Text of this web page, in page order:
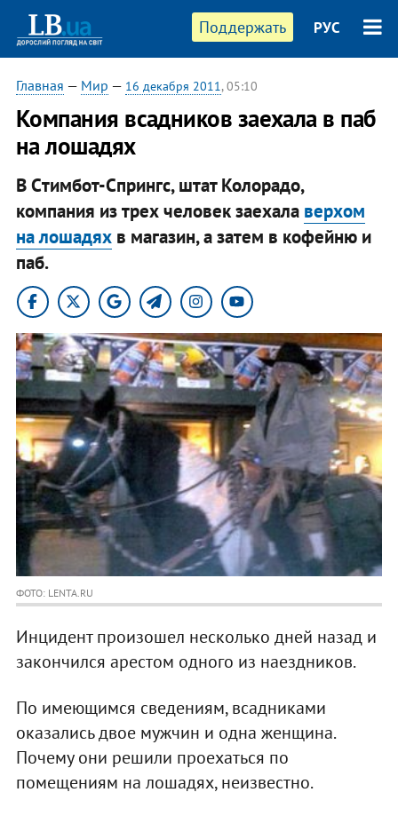
Поддержать РУС
Главная — Мир — 16 декабря 2011, 05:10
Компания всадников заехала в паб
на лошадях
В Cтимбот-Спрингс, штат Колорадо,
компания из трех человек заехала верхом
на лошадяхв магазин, а затем в кофейню и
паб.
ФОТО: LENTA.RU
Инцидент произошел несколько дней назад и
закончился арестом одного из наездников.
По имеющимся сведениям, всадниками
оказались двое мужчин и одна женщина.
Почему они решили проехаться по
помещениям на лошадях, неизвестно.